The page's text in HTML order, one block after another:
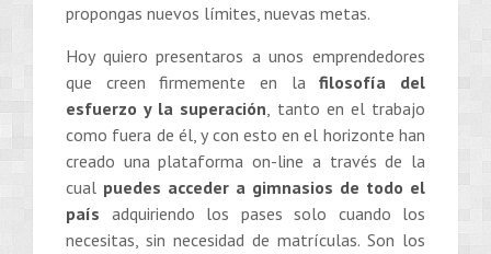
propongas nuevos límites, nuevas metas.
Hoy quiero presentaros a unos emprendedores
que creen firmemente en lafilosofía del
esfuerzo y la superación, tanto en el trabajo
como fuera de él, y con esto en el horizonte han
creado una plataforma on-line a través de la
cual puedes acceder a gimnasios de todo el
país adquiriendo los pases solo cuando los
necesitas, sin necesidad de matrículas. Son los